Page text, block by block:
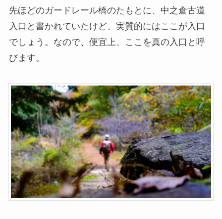
先ほどのガードレール橋のたもとに、中之倉古道
入口と書かれていたけど、実質的にはここが入口
でしょう。なので、便宜上、ここを真の入口と呼
びます。